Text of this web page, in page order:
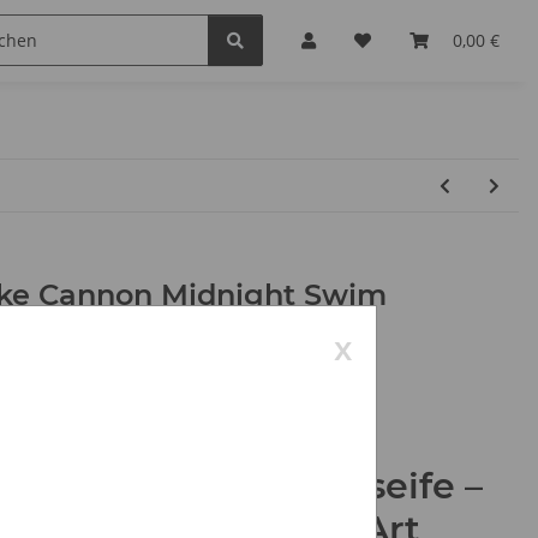
0,00 €
Cannon Midnight Swim
Swim Duschseife –
x